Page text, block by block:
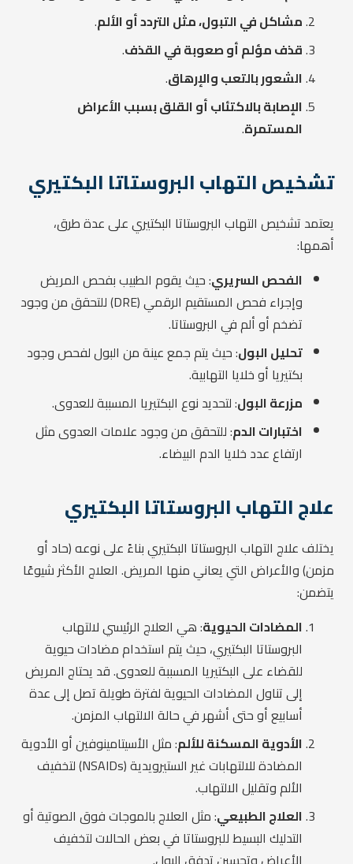
مشاكل في التبول، مثل التردد أو الألم.
قذف مؤلم أو صعوبة في القذف.
الشعور بالتعب والإرهاق.
الإصابة بالاكتئاب أو القلق بسبب الأعراض
المستمرة.
تشخيص التهاب البروستاتا البكتيري
يعتمد تشخيص التهاب البروستاتا البكتيري على عدة طرق،
أهمها:
الفحص السريري: حيث يقوم الطبيب بفحص المريض
وإجراء فحص المستقيم الرقمي (DRE) للتحقق من وجود
تضخم أو ألم في البروستاتا.
تحليل البول: حيث يتم جمع عينة من البول لفحص وجود
بكتيريا أو خلايا التهابية.
مزرعة البول: لتحديد نوع البكتيريا المسببة للعدوى.
اختبارات الدم: للتحقق من وجود علامات العدوى مثل
ارتفاع عدد خلايا الدم البيضاء.
علاج التهاب البروستاتا البكتيري
يختلف علاج التهاب البروستاتا البكتيري بناءً على نوعه (حاد أو
مزمن) والأعراض التي يعاني منها المريض. العلاج الأكثر شيوعًا
يتضمن:
المضادات الحيوية: هي العلاج الرئيسي لالتهاب
البروستاتا البكتيري، حيث يتم استخدام مضادات حيوية
للقضاء على البكتيريا المسببة للعدوى. قد يحتاج المريض
إلى تناول المضادات الحيوية لفترة طويلة تصل إلى عدة
أسابيع أو حتى أشهر في حالة الالتهاب المزمن.
الأدوية المسكنة للألم: مثل الأسيتامينوفين أو الأدوية
المضادة للالتهابات غير الستيرويدية (NSAIDs) لتخفيف
الألم وتقليل الالتهاب.
العلاج الطبيعي: مثل العلاج بالموجات فوق الصوتية أو
التدليك البسيط للبروستاتا في بعض الحالات لتخفيف